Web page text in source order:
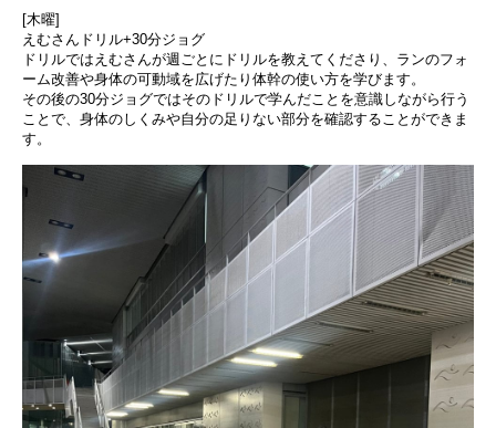
[木曜]
えむさんドリル+30分ジョグ
ドリルではえむさんが週ごとにドリルを教えてくださり、ランのフォ
ーム改善や身体の可動域を広げたり体幹の使い方を学びます。
その後の30分ジョグではそのドリルで学んだことを意識しながら行う
ことで、身体のしくみや自分の足りない部分を確認することができま
す。